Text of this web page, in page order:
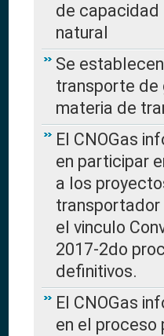
de capacidad
natural
Se
transporte de
materia de
El CNOGas
en participar
a los
transportador
el vinculo
2017-2do
definitivos.
El CNOGas
en el proceso